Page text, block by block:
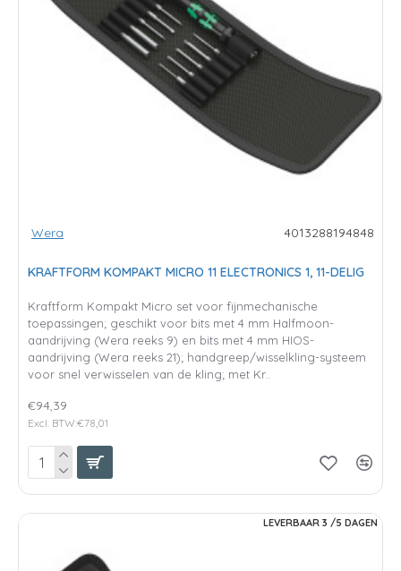
Wera 4013288194848
KRAFTFORM KOMPAKT MICRO 11 ELECTRONICS 1, 11-DELIG
Kraftform Kompakt Micro set voor fijnmechanische
toepassingen; geschikt voor bits met 4 mm Halfmoon-
aandrijving (Wera reeks 9) en bits met 4 mm HIOS-
aandrijving (Wera reeks 21); handgreep/wisselkling-systeem
voor snel verwisselen van de kling; met Kr..
€94,39
Excl. BTW:€78,01
LEVERBAAR 3 /5 DAGEN